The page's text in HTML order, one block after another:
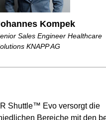
Kompek
Sales Engineer Healthcare
KNAPP AG
Shuttle™ Evo versorgt die
Bereiche mit den